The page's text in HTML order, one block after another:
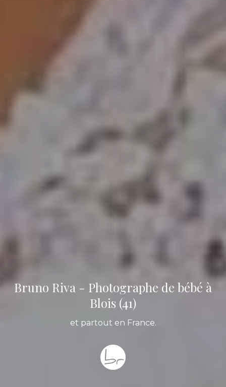
Bruno Riva - Photographe de bébé à
Blois (41)
et partout en France.